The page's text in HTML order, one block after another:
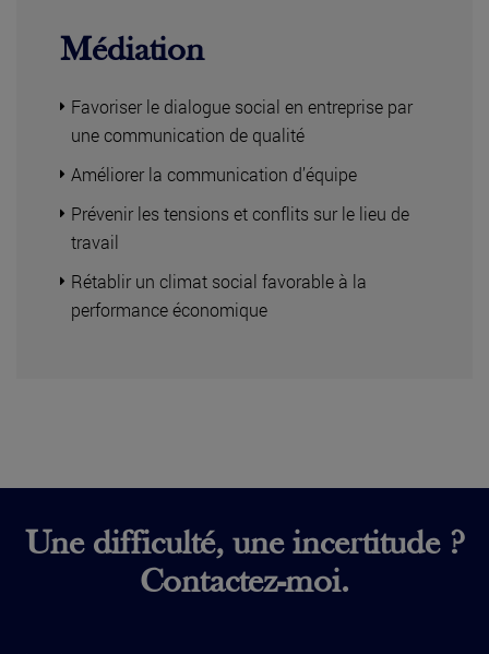
Médiation
Favoriser le dialogue social en entreprise par
une communication de qualité
Améliorer la communication d’équipe
Prévenir les tensions et conflits sur le lieu de
travail
Rétablir un climat social favorable à la
performance économique
Une difficulté, une incertitude ?
Contactez-moi.